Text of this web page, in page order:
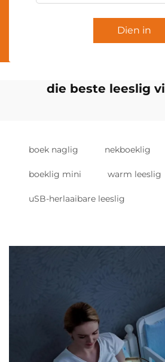
Dien in
die beste leeslig
boek naglig nekboeklig
boeklig mini warm leeslig
uSB-herlaaibare leeslig